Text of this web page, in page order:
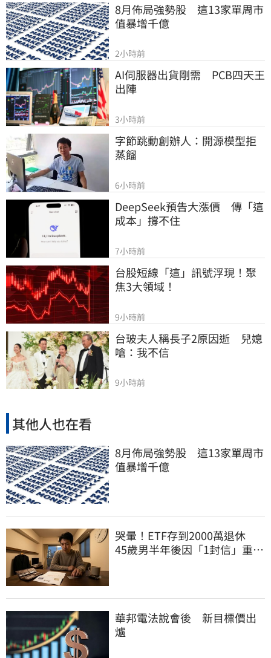
8月佈局強勢股　這13家單周市
值暴增千億
2小時前
AI伺服器出貨剛需　PCB四天王
出陣
3小時前
字節跳動創辦人：開源模型拒
蒸餾
6小時前
DeepSeek預告大漲價　傳「這
成本」撐不住
7小時前
台股短線「這」訊號浮現！聚
焦3大領域！
9小時前
台玻夫人稱長子2原因逝　兒媳
嗆：我不信
9小時前
其他人也在看
8月佈局強勢股 這13家單周市
值暴增千億
哭暈！ETF存到2000萬退休
45歲男半年後因「1封信」重回
華邦電法說會後 新目標價出
爐